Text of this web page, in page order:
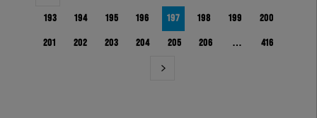
193 194 195 196 197 198 199 200
201 202 203 204 205 206 … 416